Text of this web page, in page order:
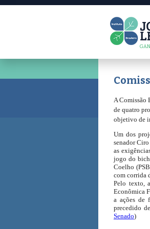
A Comissão
de quatro
objetivo de
Um dos
senador
as
jogo do
Coelho
com corrida
Pelo texto,
Econômica
a ações de
precedido
Senado)